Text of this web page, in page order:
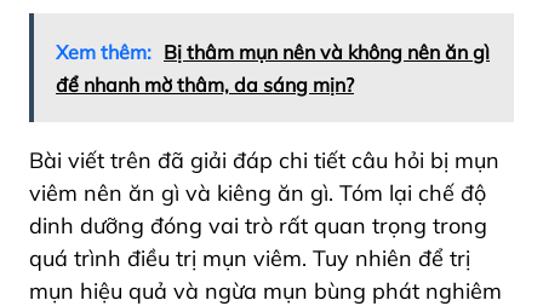
Xem thêm: Bị thâm mụn nên và không nên ăn gì
để nhanh mờ thâm, da sáng mịn?
Bài viết trên đã giải đáp chi tiết câu hỏi bị mụn
viêm nên ăn gì và kiêng ăn gì. Tóm lại chế độ
dinh dưỡng đóng vai trò rất quan trọng trong
quá trình điều trị mụn viêm. Tuy nhiên để trị
mụn hiệu quả và ngừa mụn bùng phát nghiêm